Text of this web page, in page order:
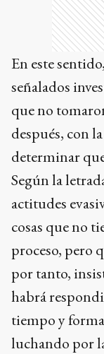
En este
señalados
que no
después, con
determinar
Según la
actitudes
cosas que no
proceso, pero
por tanto,
habrá
tiempo y
luchando por